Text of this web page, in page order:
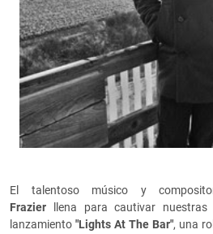
El talentoso músico y
Frazier
llena para cautivar
lanzamiento "Lights At The Bar", una